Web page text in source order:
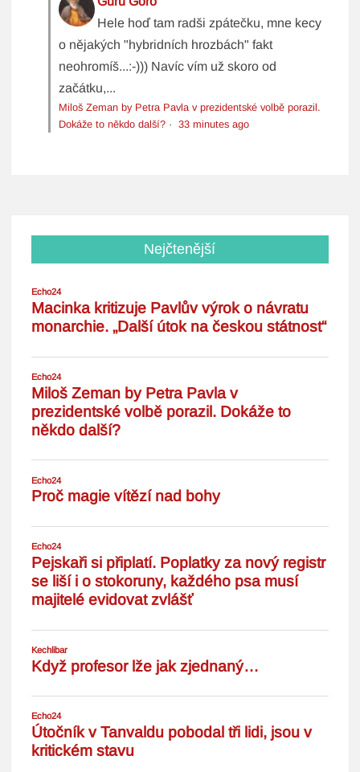
Hele hoď tam radši zpátečku, mne kecy
o nějakých "hybridních hrozbách" fakt
neohromíš...:-))) Navíc vím už skoro od
začátku,...
Miloš Zeman by Petra Pavla v prezidentské volbě porazil.
Dokáže to někdo další? ·33 minutes ago
Nejčtenější